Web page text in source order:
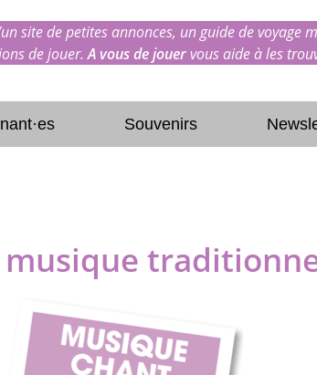
site de petites annonces, un guide de voyage
de jouer.A vous de jouervous aide à les
Souvenirs
musique